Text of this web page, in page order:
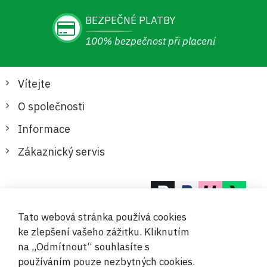
BEZPEČNÉ PLATBY
100% bezpečnost při placení
Vítejte
O společnosti
Informace
Zákaznický servis
Tato webová stránka používá cookies
ke zlepšení vašeho zážitku. Kliknutím
na „Odmítnout“ souhlasíte s
používáním pouze nezbytných cookies.